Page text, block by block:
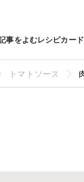
事をよむレシピカード
トマトソース